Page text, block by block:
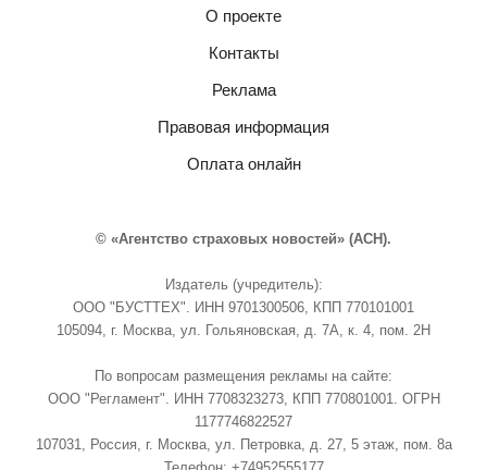
О проекте
Контакты
Реклама
Правовая информация
Оплата онлайн
© «Агентство страховых новостей» (АСН).
Издатель (учредитель):
ООО "БУСТТЕХ". ИНН 9701300506, КПП 770101001
105094, г. Москва, ул. Гольяновская, д. 7А, к. 4, пом. 2Н
По вопросам размещения рекламы на сайте:
ООО "Регламент". ИНН 7708323273, КПП 770801001. ОГРН
1177746822527
107031, Россия, г. Москва, ул. Петровка, д. 27, 5 этаж, пом. 8а